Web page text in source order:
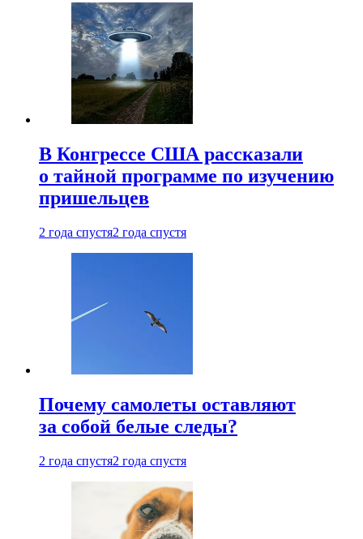
В Конгрессе США рассказали
о тайной программе по изучению
пришельцев
2 года спустя2 года спустя
Почему самолеты оставляют
за собой белые следы?
2 года спустя2 года спустя